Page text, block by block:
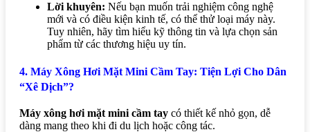
Lời khuyên: Nếu bạn muốn trải nghiệm công nghệ
mới và có điều kiện kinh tế, có thể thử loại máy này.
Tuy nhiên, hãy tìm hiểu kỹ thông tin và lựa chọn sản
phẩm từ các thương hiệu uy tín.
4. Máy Xông Hơi Mặt Mini Cầm Tay: Tiện Lợi Cho Dân
“Xê Dịch”?
Máy xông hơi mặt mini cầm tay có thiết kế nhỏ gọn, dễ
dàng mang theo khi đi du lịch hoặc công tác.